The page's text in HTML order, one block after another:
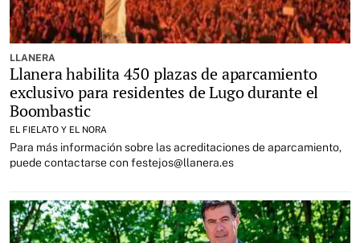
LLANERA
Llanera habilita 450 plazas de aparcamiento
exclusivo para residentes de Lugo durante el
Boombastic
EL FIELATO Y EL NORA
Para más información sobre las acreditaciones de aparcamiento,
puede contactarse con festejos@llanera.es